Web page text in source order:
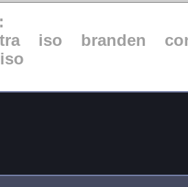
iso branden
iso